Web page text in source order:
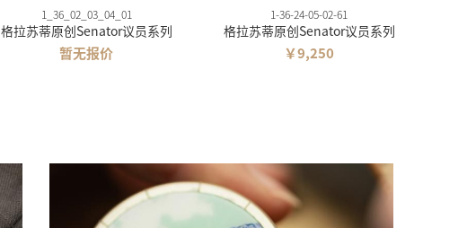
1_36_02_03_04_01
格拉苏蒂原创Senator议员系列
暂无报价
1-36-24-05-02-61
格拉苏蒂原创Senator议员系列
￥9,250